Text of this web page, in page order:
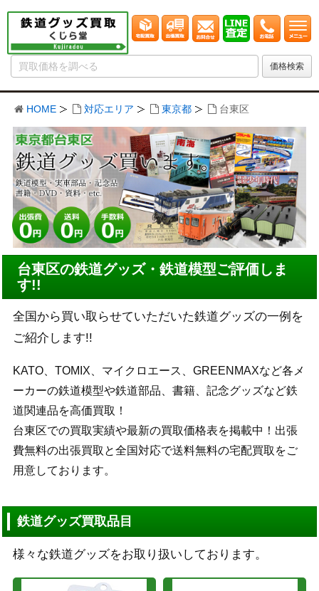
HOME 対応エリア 東京都 台東区
台東区の鉄道グッズ・鉄道模型ご評価しま
す!!
全国から買い取らせていただいた鉄道グッズの一例を
ご紹介します!!
KATO、TOMIX、マイクロエース、GREENMAXなど各メ
ーカーの鉄道模型や鉄道部品、書籍、記念グッズなど鉄
道関連品を高価買取！
台東区での買取実績や最新の買取価格表を掲載中！出張
費無料の出張買取と全国対応で送料無料の宅配買取をご
用意しております。
鉄道グッズ買取品目
様々な鉄道グッズをお取り扱いしております。